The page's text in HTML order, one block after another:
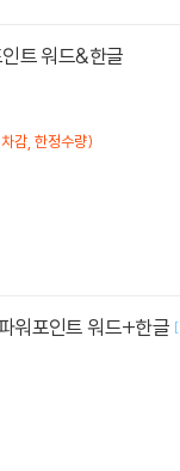
트 워드&한글
감, 한정수량)
워포인트 워드+한글 [